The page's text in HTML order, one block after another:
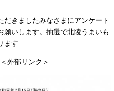
きましたみなさまにアンケート
願いします。抽選で北陵うまいも
ます
＜外部リンク＞